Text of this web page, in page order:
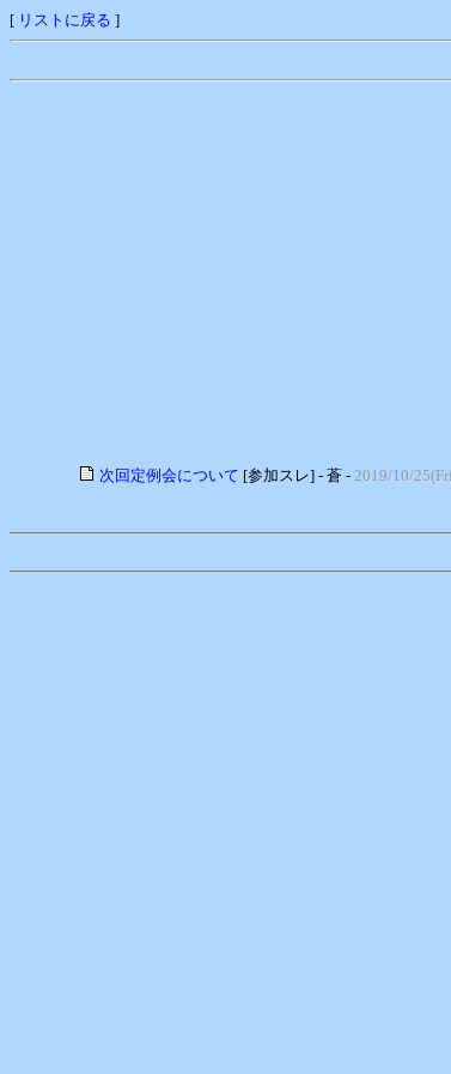
[ リストに戻る ]
次回定例会について [参加スレ] - 蒼 - 2019/10/